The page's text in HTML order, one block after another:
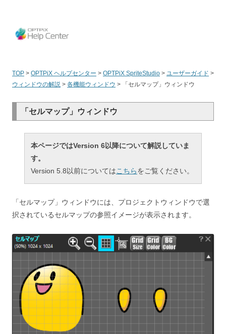
TOP > OPTPiX ヘルプセンター > OPTPiX SpriteStudio > ユーザーガイド >
ウィンドウの解説 > 各機能ウィンドウ > 「セルマップ」ウィンドウ
「セルマップ」ウィンドウ
本ページではVersion 6以降について解説していま
す。
Version 5.8以前についてはこちらをご覧ください。
「セルマップ」ウィンドウには、プロジェクトウィンドウで選
択されているセルマップの参照イメージが表示されます。